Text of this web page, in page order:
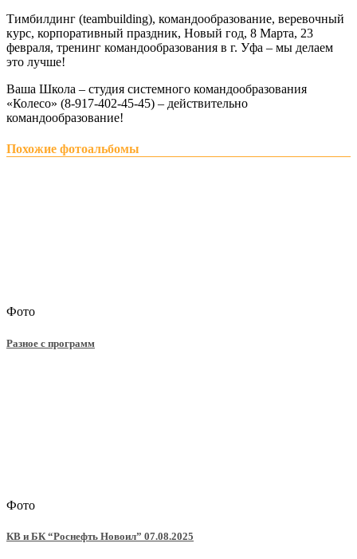
Тимбилдинг (teambuilding), командообразование, веревочный
курс, корпоративный праздник, Новый год, 8 Марта, 23
февраля, тренинг командообразования в г. Уфа – мы делаем
это лучше!
Ваша Школа – студия системного командообразования
«Колесо» (8-917-402-45-45) – действительно
командообразование!
Похожие фотоальбомы
Фото
Разное с программ
Фото
КВ и БК “Роснефть Новоил” 07.08.2025